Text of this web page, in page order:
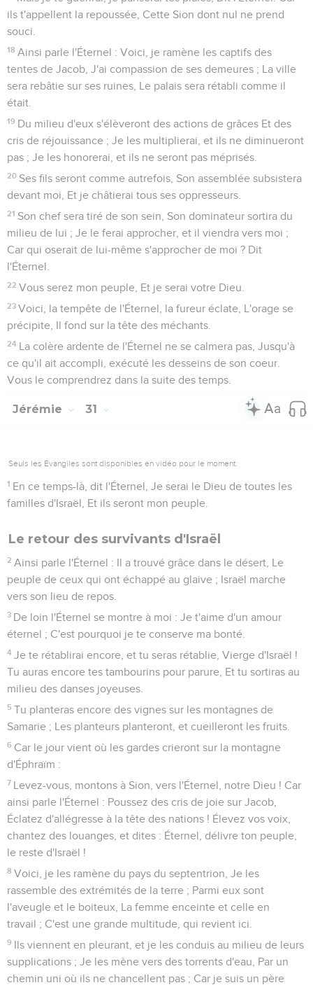
ils t'appellent la repoussée, Cette Sion dont nul ne prend
souci.
18 Ainsi parle l'Éternel : Voici, je ramène les captifs des
tentes de Jacob, J'ai compassion de ses demeures ; La ville
sera rebâtie sur ses ruines, Le palais sera rétabli comme il
était.
19 Du milieu d'eux s'élèveront des actions de grâces Et des
cris de réjouissance ; Je les multiplierai, et ils ne diminueront
pas ; Je les honorerai, et ils ne seront pas méprisés.
20 Ses fils seront comme autrefois, Son assemblée subsistera
devant moi, Et je châtierai tous ses oppresseurs.
21 Son chef sera tiré de son sein, Son dominateur sortira du
milieu de lui ; Je le ferai approcher, et il viendra vers moi ;
Car qui oserait de lui-même s'approcher de moi ? Dit
l'Éternel.
22 Vous serez mon peuple, Et je serai votre Dieu.
23 Voici, la tempête de l'Éternel, la fureur éclate, L'orage se
précipite, Il fond sur la tête des méchants.
24 La colère ardente de l'Éternel ne se calmera pas, Jusqu'à
ce qu'il ait accompli, exécuté les desseins de son coeur.
Vous le comprendrez dans la suite des temps.
Jérémie 31
Seuls les Évangiles sont disponibles en vidéo pour le moment.
1 En ce temps-là, dit l'Éternel, Je serai le Dieu de toutes les
familles d'Israël, Et ils seront mon peuple.
Le retour des survivants d'Israël
2 Ainsi parle l'Éternel : Il a trouvé grâce dans le désert, Le
peuple de ceux qui ont échappé au glaive ; Israël marche
vers son lieu de repos.
3 De loin l'Éternel se montre à moi : Je t'aime d'un amour
éternel ; C'est pourquoi je te conserve ma bonté.
4 Je te rétablirai encore, et tu seras rétablie, Vierge d'Israël !
Tu auras encore tes tambourins pour parure, Et tu sortiras au
milieu des danses joyeuses.
5 Tu planteras encore des vignes sur les montagnes de
Samarie ; Les planteurs planteront, et cueilleront les fruits.
6 Car le jour vient où les gardes crieront sur la montagne
d'Éphraïm :
7 Levez-vous, montons à Sion, vers l'Éternel, notre Dieu ! Car
ainsi parle l'Éternel : Poussez des cris de joie sur Jacob,
Éclatez d'allégresse à la tête des nations ! Élevez vos voix,
chantez des louanges, et dites : Éternel, délivre ton peuple,
le reste d'Israël !
8 Voici, je les ramène du pays du septentrion, Je les
rassemble des extrémités de la terre ; Parmi eux sont
l'aveugle et le boiteux, La femme enceinte et celle en
travail ; C'est une grande multitude, qui revient ici.
9 Ils viennent en pleurant, et je les conduis au milieu de leurs
supplications ; Je les mène vers des torrents d'eau, Par un
chemin uni où ils ne chancellent pas ; Car je suis un père